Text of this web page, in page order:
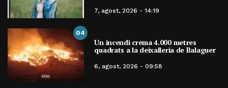
7, agost, 2026 - 14:19
04
Un incendi crema 4.000 metres
quadrats a la deixalleria de Balaguer
6, agost, 2026 - 09:58